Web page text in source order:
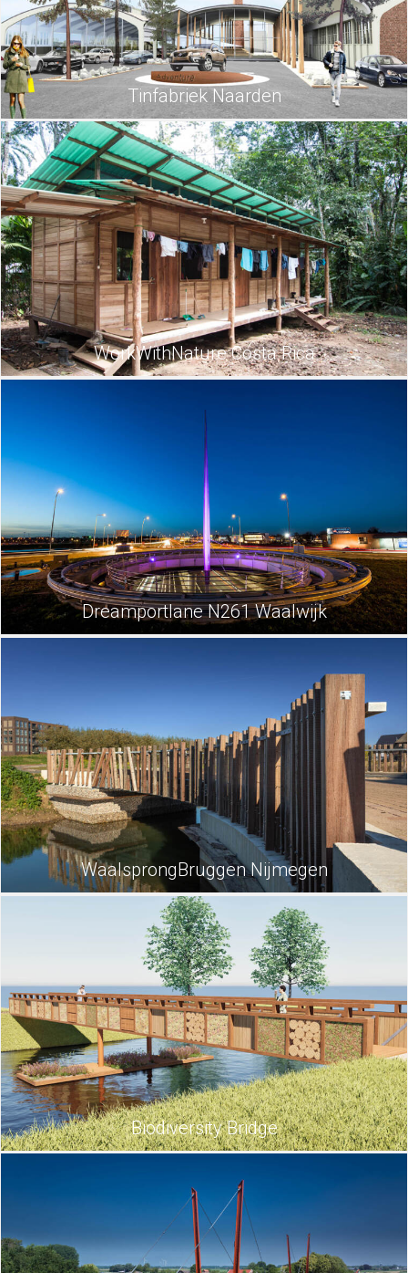
Tinfabriek Naarden
WorkWithNature Costa Rica
Dreamportlane N261 Waalwijk
WaalsprongBruggen Nijmegen
Biodiversity Bridge